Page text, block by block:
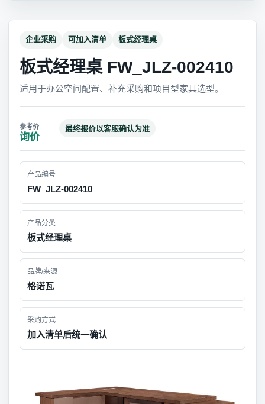
企业采购 可加入清单 板式经理桌
板式经理桌 FW_JLZ-002410
适用于办公空间配置、补充采购和项目型家具选型。
询价
最终报价以客服确认为准
产品编号
FW_JLZ-002410
产品分类
板式经理桌
品牌/来源
格诺瓦
采购方式
加入清单后统一确认